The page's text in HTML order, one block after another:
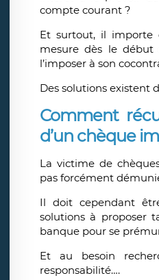
compte courant ?
Et surtout, il importe
mesure dès le
l’imposer à son
Des solutions existent
Comment
d’un chèque
La victime de
pas forcément
Il doit cependant
solutions à proposer
banque pour se
Et au besoin
responsabilité….